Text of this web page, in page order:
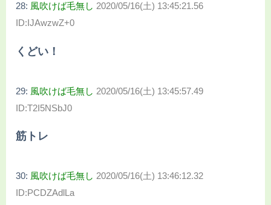
28: 風吹けば毛無し 2020/05/16(土) 13:45:21.56
ID:IJAwzwZ+0
くどい！
29: 風吹けば毛無し 2020/05/16(土) 13:45:57.49
ID:T2I5NSbJ0
筋トレ
30: 風吹けば毛無し 2020/05/16(土) 13:46:12.32
ID:PCDZAdlLa